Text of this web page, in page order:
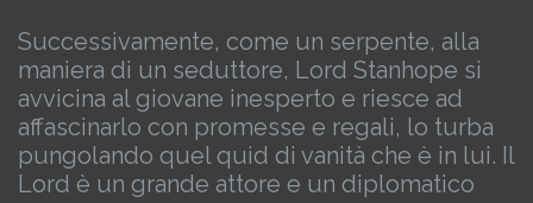
Successivamente, come un serpente, alla
maniera di un seduttore, Lord Stanhope si
avvicina al giovane inesperto e riesce ad
affascinarlo con promesse e regali, lo turba
pungolando quel quid di vanità che è in lui. Il
Lord è un grande attore e un diplomatico